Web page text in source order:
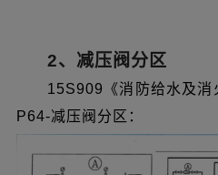
2、减压阀分区
15S909《消防给水及消
P64-减压阀分区：